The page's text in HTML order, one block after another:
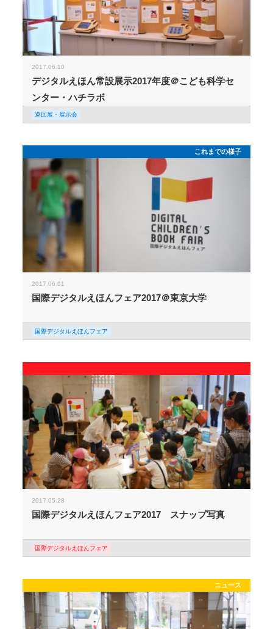
2017.06.10
デジタルえほん常設展示2017年度＠こども科学セ
ンター・ハチラボ
巡回展・展示会
これまでの様子
2017.06.01
国際デジタルえほんフェア2017＠東京大学
国際デジタルえほんフェア
2017.05.28
国際デジタルえほんフェア2017 スナップ写真
国際デジタルえほんフェア
ニュース